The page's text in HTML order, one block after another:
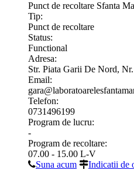
Punct de recoltare Sfanta
Tip:
Punct de recoltare
Status:
Functional
Adresa:
Str. Piata Garii De Nord,
Email:
Telefon:
0731496199
Program de lucru:
-
Program de recoltare:
07.00 - 15.00 L-V
Suna acum
Indicatii de